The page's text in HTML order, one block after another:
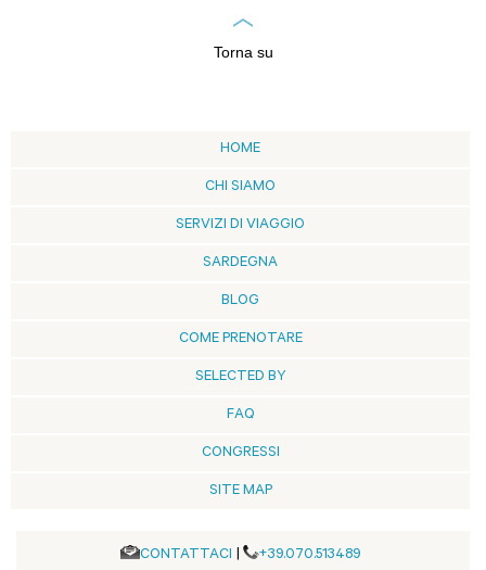
Torna su
HOME
CHI SIAMO
SERVIZI DI VIAGGIO
SARDEGNA
BLOG
COME PRENOTARE
SELECTED BY
FAQ
CONGRESSI
SITE MAP
CONTATTACI +39.070.513489